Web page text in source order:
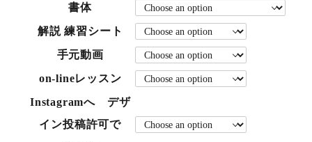
書体
解説 練習シート
手元動画
on-lineレッスン
Instagramへ デザ
イン投稿許可で